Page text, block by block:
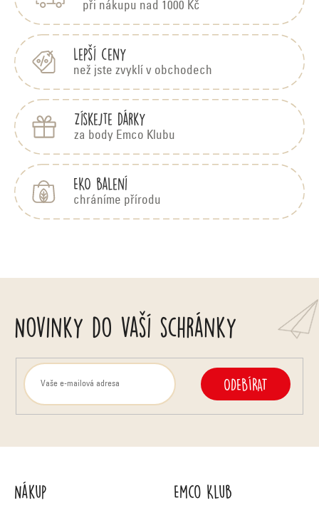
při nákupu nad 1000 Kč
Lepší ceny
než jste zvyklí v obchodech
Získejte dárky
za body Emco Klubu
EKO balení
chráníme přírodu
Novinky do vaší schránky
ODEBÍRAT
Nákup Emco Klub